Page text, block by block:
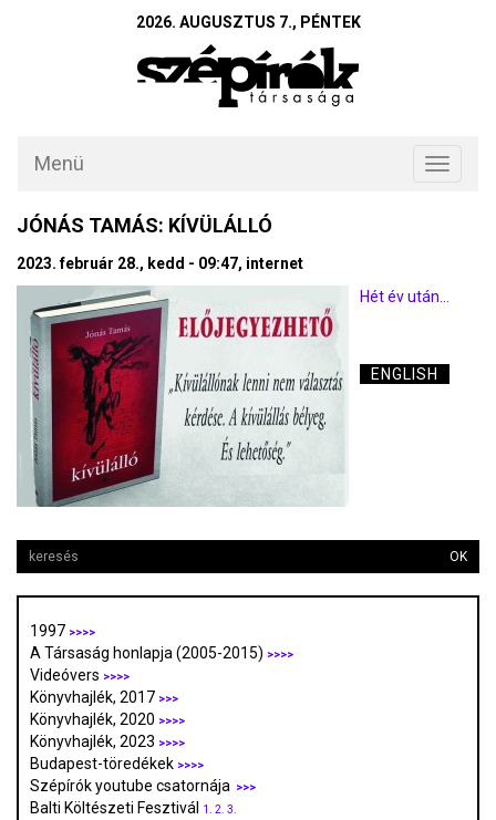
2026. AUGUSZTUS 7., PÉNTEK
Toggle
Menü
JÓNÁS TAMÁS: KÍVÜLÁLLÓ
2023. február 28., kedd - 09:47, internet
Hét év után...
ENGLISH
OK
1997 >>>>
A Társaság honlapja (2005-2015) >>>>
Videóvers >>>>
Könyvhajlék, 2017 >>>
Könyvhajlék, 2020 >>>>
Könyvhajlék, 2023 >>>>
Budapest-töredékek >>>>
Szépírók youtube csatornája >>>
Balti Költészeti Fesztivál 1. 2. 3.